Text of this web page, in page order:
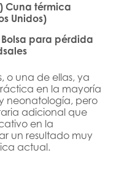
Cuna térmica
Unidos)
para pérdida
o una de ellas, ya
en la mayoría
neonatología, pero
adicional que
en la
un resultado muy
actual.